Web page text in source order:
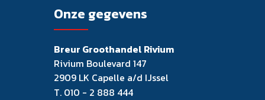
Onze gegevens
Breur Groothandel Rivium
Rivium Boulevard 147
2909 LK Capelle a/d IJssel
T. 010 - 2 888 444